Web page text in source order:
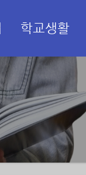
학교생활